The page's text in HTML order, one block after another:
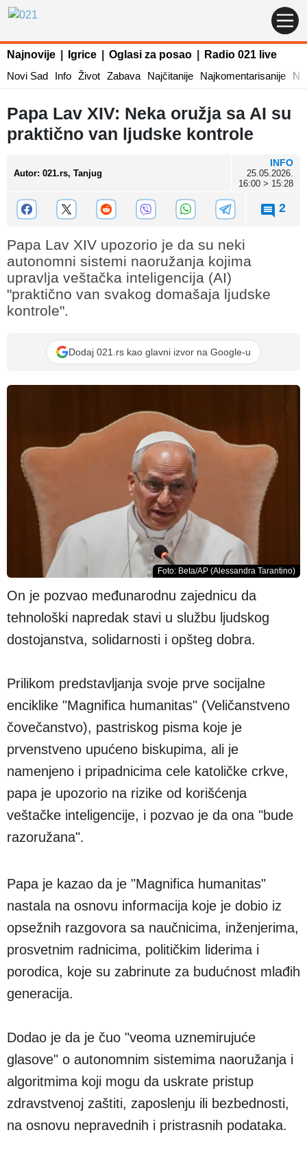
Najnovije Igrice Oglasi za posao
Radio 021 live
Novi Sad
Info Život Zabava Najčitanije Najkomentarisanije
Papa Lav XIV: Neka oružja sa AI su
praktično van ljudske kontrole
Autor: 021.rs, Tanjug
INFO
25.05.2026.
16:00 > 15:28
2
Papa Lav XIV upozorio je da su neki
autonomni sistemi naoružanja kojima
upravlja veštačka inteligencija (AI)
"praktično van svakog domašaja ljudske
kontrole".
Dodaj 021.rs kao glavni izvor na Google-u
Foto: Beta/AP (Alessandra Tarantino)
On je pozvao međunarodnu zajednicu da
tehnološki napredak stavi u službu ljudskog
dostojanstva, solidarnosti i opšteg dobra.
Prilikom predstavljanja svoje prve socijalne
enciklike "Magnifica humanitas" (Veličanstveno
čovečanstvo), pastriskog pisma koje je
prvenstveno upućeno biskupima, ali je
namenjeno i pripadnicima cele katoličke crkve,
papa je upozorio na rizike od korišćenja
veštačke inteligencije, i pozvao je da ona "bude
razoružana".
Papa je kazao da je "Magnifica humanitas"
nastala na osnovu informacija koje je dobio iz
opsežnih razgovora sa naučnicima, inženjerima,
prosvetnim radnicima, političkim liderima i
porodica, koje su zabrinute za budućnost mlađih
generacija.
Dodao je da je čuo "veoma uznemirujuće
glasove" o autonomnim sistemima naoružanja i
algoritmima koji mogu da uskrate pristup
zdravstvenoj zaštiti, zaposlenju ili bezbednosti,
na osnovu nepravednih i pristrasnih podataka.